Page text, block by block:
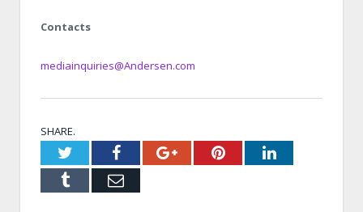
Contacts
mediainquiries@Andersen.com
SHARE.
TwitterFacebookGoogle+PinterestLinkedIn
Tumblr Email